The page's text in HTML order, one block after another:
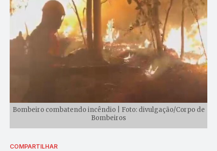
Bombeiro combatendo incêndio | Foto: divulgação/Corpo de
Bombeiros
COMPARTILHAR